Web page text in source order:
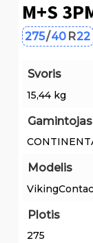
M+S
275/40 R22
Svoris
15,44 kg
Gamintojas
Modelis
Plotis
275